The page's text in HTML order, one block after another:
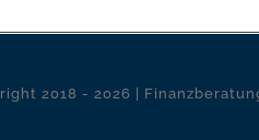
2018 - 2026 |